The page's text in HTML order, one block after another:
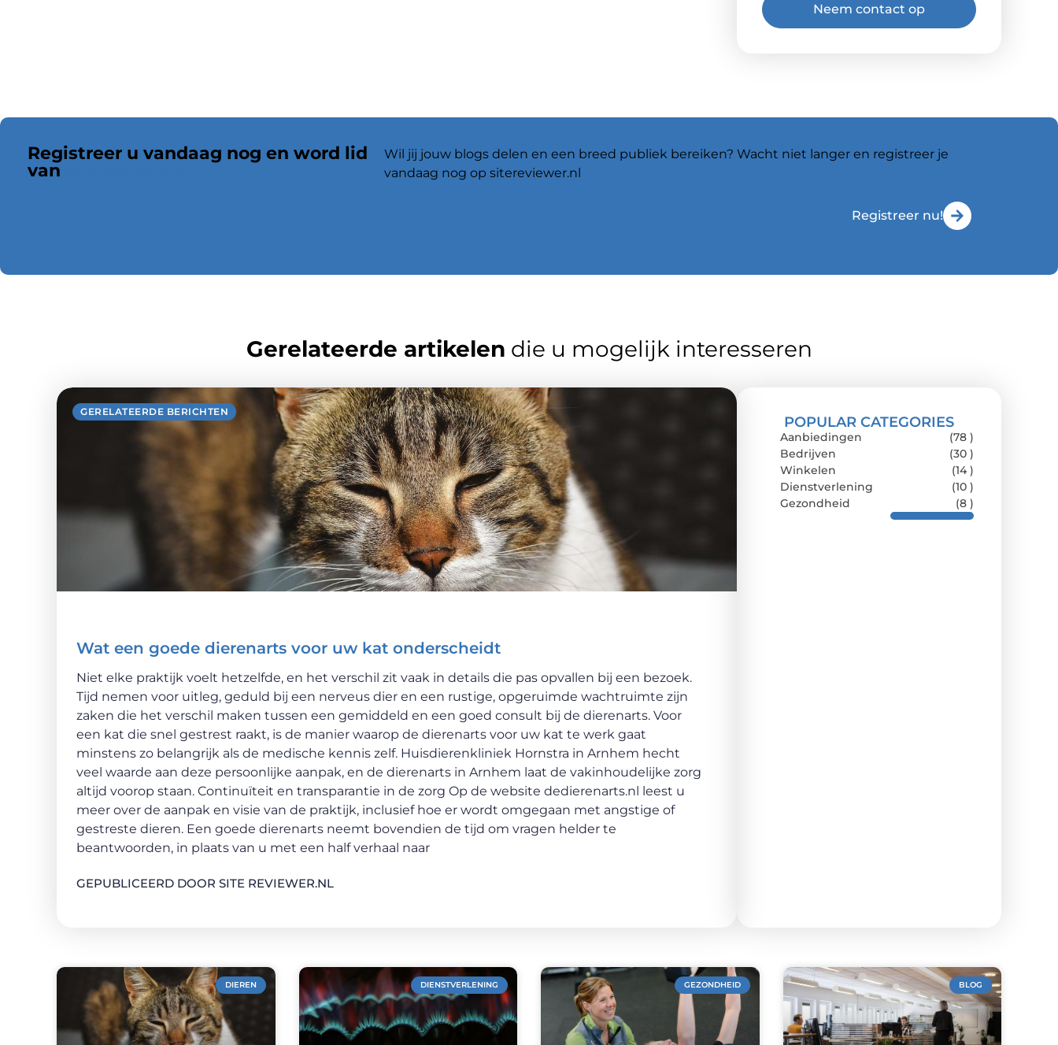
Neem contact op
Registreer u vandaag nog en word lid
van
Wil jij jouw blogs delen en een breed publiek bereiken? Wacht niet langer en registreer je
vandaag nog op sitereviewer.nl
Registreer nu!
Gerelateerde artikelen die u mogelijk interesseren
GERELATEERDE BERICHTEN
Wat een goede dierenarts voor uw kat onderscheidt
Niet elke praktijk voelt hetzelfde, en het verschil zit vaak in details die pas opvallen bij een bezoek.
Tijd nemen voor uitleg, geduld bij een nerveus dier en een rustige, opgeruimde wachtruimte zijn
zaken die het verschil maken tussen een gemiddeld en een goed consult bij de dierenarts. Voor
een kat die snel gestrest raakt, is de manier waarop de dierenarts voor uw kat te werk gaat
minstens zo belangrijk als de medische kennis zelf. Huisdierenkliniek Hornstra in Arnhem hecht
veel waarde aan deze persoonlijke aanpak, en de dierenarts in Arnhem laat de vakinhoudelijke zorg
altijd voorop staan. Continuïteit en transparantie in de zorg Op de website dedierenarts.nl leest u
meer over de aanpak en visie van de praktijk, inclusief hoe er wordt omgegaan met angstige of
gestreste dieren. Een goede dierenarts neemt bovendien de tijd om vragen helder te
beantwoorden, in plaats van u met een half verhaal naar
GEPUBLICEERD DOOR SITE REVIEWER.NL
POPULAR CATEGORIES
Aanbiedingen
(78 )
Bedrijven
(30 )
Winkelen
(14 )
Dienstverlening
(10 )
Gezondheid
(8 )
DIEREN DIENSTVERLENING GEZONDHEID BLOG